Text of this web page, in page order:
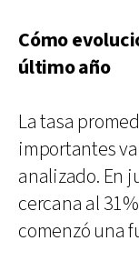
Cómo
último año
La tasa
importantes
analizado. En
cercana al
comenzó una